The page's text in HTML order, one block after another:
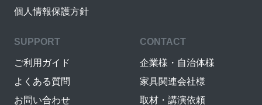
個人情報保護方針
SUPPORT
ご利用ガイド
よくある質問
お問い合わせ
CONTACT
企業様・自治体様
家具関連会社様
取材・講演依頼